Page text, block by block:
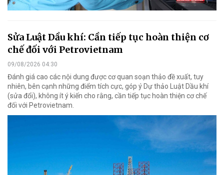
Sửa Luật Dầu khí: Cần tiếp tục hoàn thiện cơ
chế đối với Petrovietnam
09/08/2026 04:30
Đánh giá cao các nội dung được cơ quan soạn thảo đề xuất, tuy
nhiên, bên cạnh những điểm tích cực, góp ý Dự thảo Luật Dầu khí
(sửa đổi), không ít ý kiến cho rằng, cần tiếp tục hoàn thiện cơ chế
đối với Petrovietnam.